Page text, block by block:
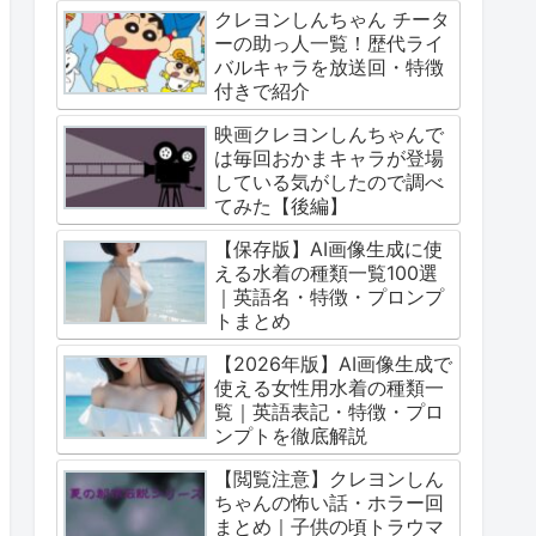
クレヨンしんちゃん チータ
ーの助っ人一覧！歴代ライ
バルキャラを放送回・特徴
付きで紹介
映画クレヨンしんちゃんで
は毎回おかまキャラが登場
している気がしたので調べ
てみた【後編】
【保存版】AI画像生成に使
える水着の種類一覧100選
｜英語名・特徴・プロンプ
トまとめ
【2026年版】AI画像生成で
使える女性用水着の種類一
覧｜英語表記・特徴・プロ
ンプトを徹底解説
【閲覧注意】クレヨンしん
ちゃんの怖い話・ホラー回
まとめ｜子供の頃トラウマ